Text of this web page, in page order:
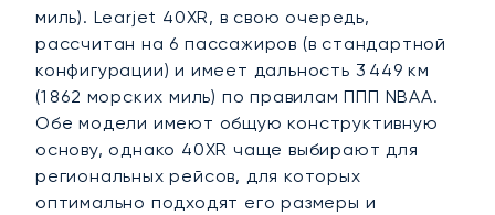
миль). Learjet 40XR, в свою очередь,
рассчитан на 6 пассажиров (в стандартной
конфигурации) и имеет дальность 3 449 км
(1 862 морских миль) по правилам ППП NBAA.
Обе модели имеют общую конструктивную
основу, однако 40XR чаще выбирают для
региональных рейсов, для которых
оптимально подходят его размеры и